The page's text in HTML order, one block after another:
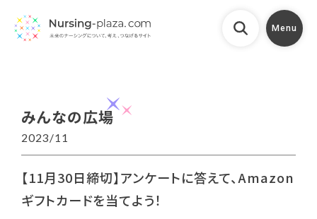
Menu
みんなの広場
2023/11
【11月30日締切】アンケートに答えて、Amazon
ギフトカードを当てよう！